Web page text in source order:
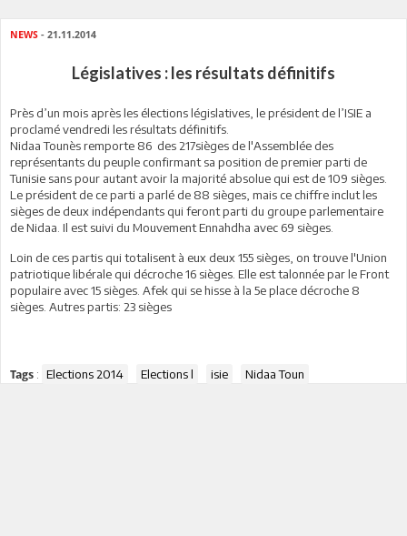
NEWS - 21.11.2014
Législatives : les résultats définitifs
Près d’un mois après les élections législatives, le président de l’ISIE a
proclamé vendredi les résultats définitifs.
Nidaa Tounès remporte 86 des 217sièges de l'Assemblée des
représentants du peuple confirmant sa position de premier parti de
Tunisie sans pour autant avoir la majorité absolue qui est de 109 sièges.
Le président de ce parti a parlé de 88 sièges, mais ce chiffre inclut les
sièges de deux indépendants qui feront parti du groupe parlementaire
de Nidaa. Il est suivi du Mouvement Ennahdha avec 69 sièges.
Loin de ces partis qui totalisent à eux deux 155 sièges, on trouve l'Union
patriotique libérale qui décroche 16 sièges. Elle est talonnée par le Front
populaire avec 15 sièges. Afek qui se hisse à la 5e place décroche 8
sièges. Autres partis: 23 sièges
Tags : Elections 2014 Elections l isie Nidaa Toun